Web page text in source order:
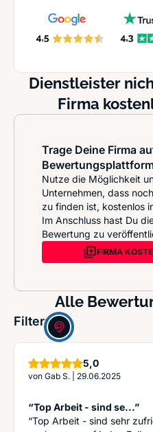
Dienstleister
Firma
Trage Deine Firma
Nutze die Möglichkeit
Unternehmen, dass
zu finden ist, kostenlos
Im Anschluss hast Du
Bewertung zu
FIRMA
Alle
Filter:
5,0Sterne
von Gab S. 29.06.2025
“Top Arbeit - sind se...”
“Top Arbeit - sind sehr